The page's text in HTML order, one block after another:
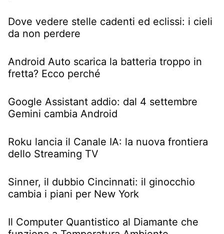
Dove vedere stelle cadenti ed eclissi: i cieli
da non perdere
Android Auto scarica la batteria troppo in
fretta? Ecco perché
Google Assistant addio: dal 4 settembre
Gemini cambia Android
Roku lancia il Canale IA: la nuova frontiera
dello Streaming TV
Sinner, il dubbio Cincinnati: il ginocchio
cambia i piani per New York
Il Computer Quantistico al Diamante che